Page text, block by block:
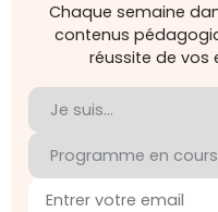
Chaque semaine
contenus
réussite de vos